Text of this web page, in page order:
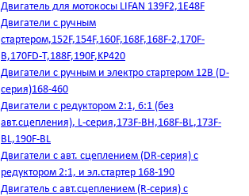
Двигатель для мотокосы LIFAN 139F2,1E48F
Двигатели с ручным
стартером,152F,154F,160F,168F,168F-2,170F-
B,170FD-T,188F,190F,KP420
Двигатели с ручным и электро стартером 12В (D-
серия)168-460
Двигатели с редуктором 2:1, 6:1 (без
авт.сцепления), L-серия,173F-BH,168F-BL,173F-
BL,190F-BL
Двигатели с авт. сцеплением (DR-серия) с
редуктором 2:1, и эл.стартер 168-190
Двигатель с авт.сцеплением (R-серия) с